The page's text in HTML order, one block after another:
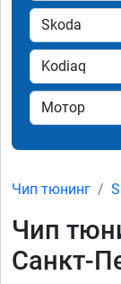
Чип тюнинг
Чип
Санкт-